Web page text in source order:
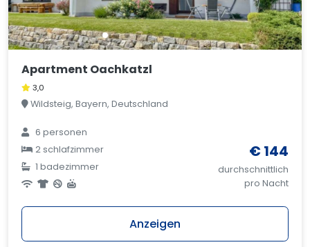
Apartment Oachkatzl
3,0
Wildsteig, Bayern, Deutschland
6 personen
2 schlafzimmer
1 badezimmer
€ 144
durchschnittlich
pro Nacht
Anzeigen